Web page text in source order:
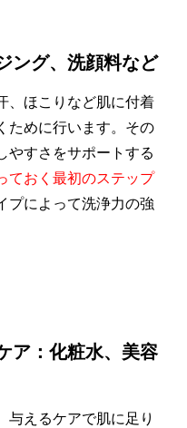
ング、洗顔料など
、ほこりなど肌に付着
ために行います。その
すさをサポートする
ておく最初のステップ
プによって洗浄力の強
ア：化粧水、美容
与えるケアで肌に足り